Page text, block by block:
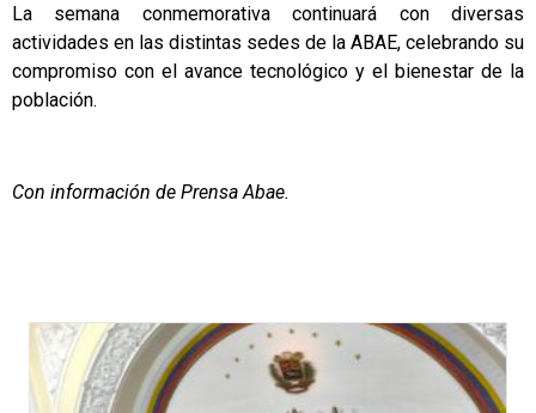
La semana conmemorativa continuará con diversas
actividades en las distintas sedes de la ABAE, celebrando su
compromiso con el avance tecnológico y el bienestar de la
población.
Con información de Prensa Abae.